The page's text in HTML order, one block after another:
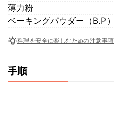
薄力粉
ベーキングパウダー（B.P）
料理を安全に楽しむための注意事項
手順